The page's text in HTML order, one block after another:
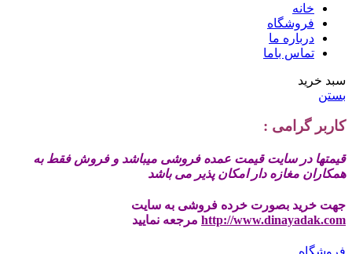
خانه
فروشگاه
درباره ما
تماس باما
سبد خرید
بستن
کاربر گرامی :
قیمتها در سایت قیمت عمده فروشی میباشد و فروش فقط به
همکاران مغازه دار امکان پذیر می باشد
جهت خرید بصورت خرده فروشی به سایت
http://www.dinayadak.com مرجعه نمایید